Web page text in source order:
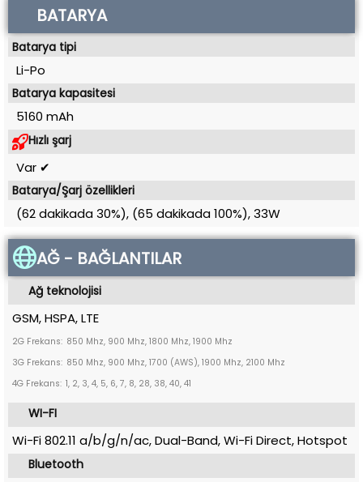
BATARYA
Batarya tipi
Li-Po
Batarya kapasitesi
5160 mAh
Hızlı şarj
Var ✔
Batarya/Şarj özellikleri
(62 dakikada 30%), (65 dakikada 100%), 33W
AĞ - BAĞLANTILAR
Ağ teknolojisi
GSM, HSPA, LTE
2G Frekans: 850 Mhz, 900 Mhz, 1800 Mhz, 1900 Mhz
3G Frekans: 850 Mhz, 900 Mhz, 1700 (AWS), 1900 Mhz, 2100 Mhz
4G Frekans: 1, 2, 3, 4, 5, 6, 7, 8, 28, 38, 40, 41
WI-FI
Wi-Fi 802.11 a/b/g/n/ac, Dual-Band, Wi-Fi Direct, Hotspot
Bluetooth